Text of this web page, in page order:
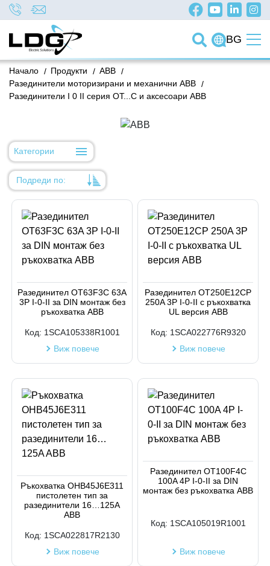
BG
/
Начало /
Продукти /
ABB
/
Разединители моторизирани и механични ABB
Разединители I 0 II серия OT...C и аксесоари ABB
Категории
Подреди по:
Име
Име
Код на артикул
Код на артикул
Разединител OT63F3C 63A
3P I-0-II за DIN монтаж без
ръкохватка АВВ
Код: 1SCA105338R1001
Виж повече
Разединител OT250E12CP
250A 3P I-0-II с ръкохватка
UL версия ABB
Код: 1SCA022776R9320
Виж повече
Ръкохватка OHB45J6E311
пистолетен тип за
разединители 16…125A
ABB
Код: 1SCA022817R2130
Виж повече
Разединител OT100F4C
100A 4P I-0-II за DIN
монтаж без ръкохватка АВВ
Код: 1SCA105019R1001
Виж повече